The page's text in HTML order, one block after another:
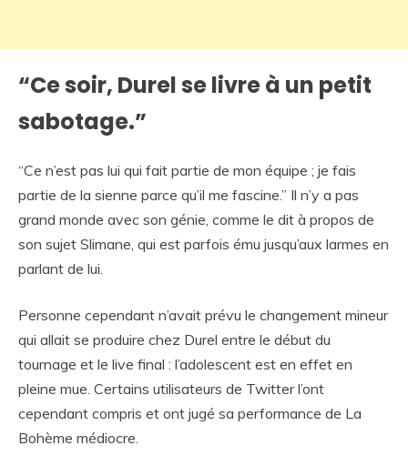
“Ce soir, Durel se livre à un petit
sabotage.”
“Ce n’est pas lui qui fait partie de mon équipe ; je fais
partie de la sienne parce qu’il me fascine.” Il n’y a pas
grand monde avec son génie, comme le dit à propos de
son sujet Slimane, qui est parfois ému jusqu’aux larmes en
parlant de lui.
Personne cependant n’avait prévu le changement mineur
qui allait se produire chez Durel entre le début du
tournage et le live final : l’adolescent est en effet en
pleine mue. Certains utilisateurs de Twitter l’ont
cependant compris et ont jugé sa performance de La
Bohème médiocre.